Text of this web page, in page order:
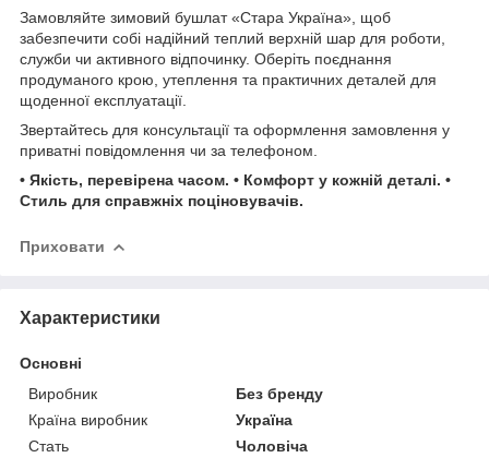
Замовляйте зимовий бушлат «Стара Україна», щоб
забезпечити собі надійний теплий верхній шар для роботи,
служби чи активного відпочинку. Оберіть поєднання
продуманого крою, утеплення та практичних деталей для
щоденної експлуатації.
Звертайтесь для консультації та оформлення замовлення у
приватні повідомлення чи за телефоном.
• Якість, перевірена часом. • Комфорт у кожній деталі. •
Стиль для справжніх поціновувачів.
Приховати
Характеристики
Основні
Виробник
Без бренду
Країна виробник
Україна
Стать
Чоловіча